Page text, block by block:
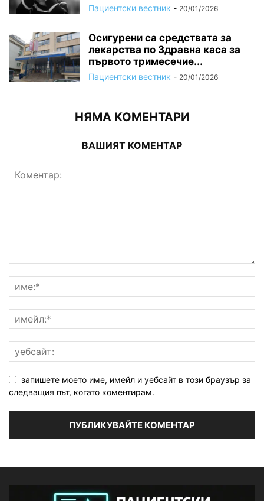
Пациентски вестник - 20/01/2026
Осигурени са средствата за
лекарства по Здравна каса за
първото тримесечие...
Пациентски вестник - 20/01/2026
НЯМА КОМЕНТАРИ
ВАШИЯТ КОМЕНТАР
запишете моето име, имейл и уебсайт в този браузър за
следващия път, когато коментирам.